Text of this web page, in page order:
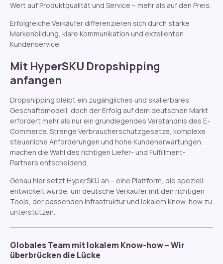
Wert auf Produktqualität und Service – mehr als auf den Preis.
Erfolgreiche Verkäufer differenzieren sich durch starke
Markenbildung, klare Kommunikation und exzellenten
Kundenservice.
Mit HyperSKU Dropshipping
anfangen
Dropshipping bleibt ein zugängliches und skalierbares
Geschäftsmodell, doch der Erfolg auf dem deutschen Markt
erfordert mehr als nur ein grundlegendes Verständnis des E-
Commerce. Strenge Verbraucherschutzgesetze, komplexe
steuerliche Anforderungen und hohe Kundenerwartungen
machen die Wahl des richtigen Liefer- und Fulfillment-
Partners entscheidend.
Genau hier setzt HyperSKU an – eine Plattform, die speziell
entwickelt wurde, um deutsche Verkäufer mit den richtigen
Tools, der passenden Infrastruktur und lokalem Know-how zu
unterstützen.
Globales Team mit lokalem Know-how – Wir
überbrücken die Lücke